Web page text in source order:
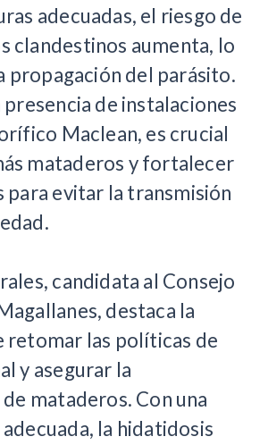
adecuadas, el riesgo de
clandestinos aumenta, lo
propagación del parásito.
presencia de instalaciones
Maclean, es crucial
mataderos y fortalecer
para evitar la transmisión
candidata al Consejo
destaca la
retomar las políticas de
y asegurar la
mataderos. Con una
la hidatidosis